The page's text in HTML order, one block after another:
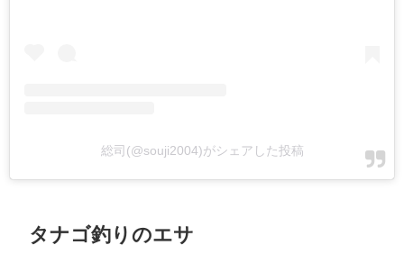
総司(@souji2004)がシェアした投稿
タナゴ釣りのエサ